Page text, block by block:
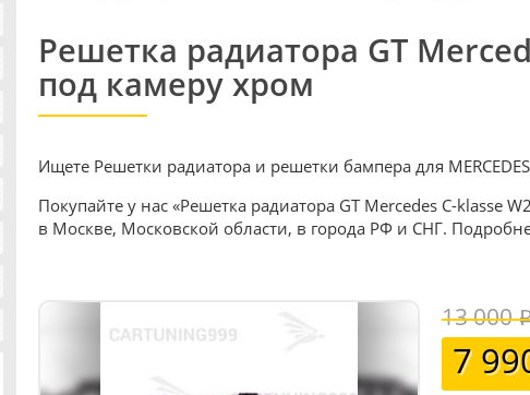
Решетка радиатора GT
под камеру хром
Ищете Решетки радиатора и решетки бампера для
Покупайте у нас «Решетка радиатора GT Mercedes C-klasse
в Москве, Московской области, в города РФ и СНГ.
13 000
7